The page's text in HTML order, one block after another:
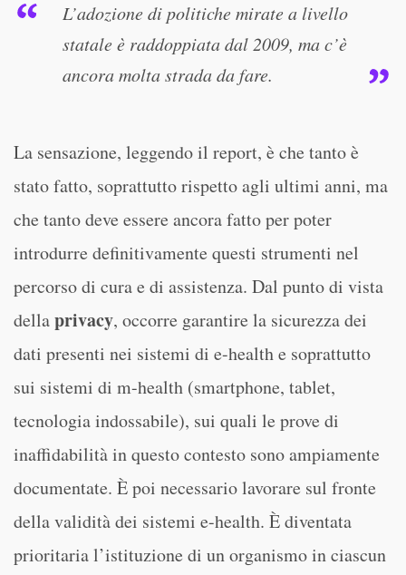
L’adozione di politiche mirate a livello
statale è raddoppiata dal 2009, ma c’è
ancora molta strada da fare.
La sensazione, leggendo il report, è che tanto è
stato fatto, soprattutto rispetto agli ultimi anni, ma
che tanto deve essere ancora fatto per poter
introdurre definitivamente questi strumenti nel
percorso di cura e di assistenza. Dal punto di vista
dellaprivacy, occorre garantire la sicurezza dei
dati presenti nei sistemi di e-health e soprattutto
sui sistemi di m-health (smartphone, tablet,
tecnologia indossabile), sui quali le prove di
inaffidabilità in questo contesto sono ampiamente
documentate. È poi necessario lavorare sul fronte
della validità dei sistemi e-health. È diventata
prioritaria l’istituzione di un organismo in ciascun